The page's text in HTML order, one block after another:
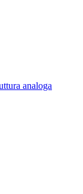
analoga